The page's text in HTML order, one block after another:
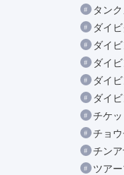
タン
ダイ
ダイ
ダイ
ダイ
ダイ
チケッ
チョ
チン
ツア